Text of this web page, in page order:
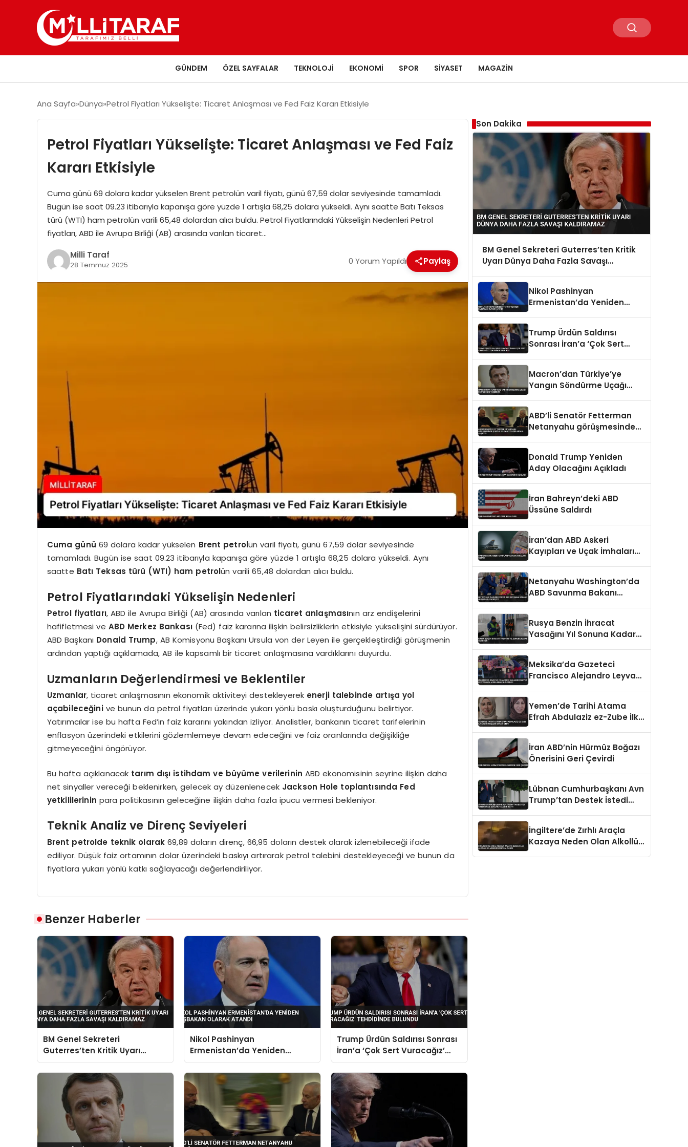
GÜNDEM ÖZEL SAYFALAR TEKNOLOJI EKONOMI SPOR SIYASET MAGAZIN
Ana Sayfa Dünya Petrol Fiyatları Yükselişte: Ticaret Anlaşması ve Fed Faiz Kararı Etkisiyle
Petrol Fiyatları Yükselişte: Ticaret Anlaşması ve Fed Faiz
Kararı Etkisiyle
Cuma günü 69 dolara kadar yükselen Brent petrolün varil fiyatı, günü 67,59 dolar seviyesinde tamamladı.
Bugün ise saat 09.23 itibarıyla kapanışa göre yüzde 1 artışla 68,25 dolara yükseldi. Aynı saatte Batı Teksas
türü (WTI) ham petrolün varili 65,48 dolardan alıcı buldu. Petrol Fiyatlarındaki Yükselişin Nedenleri Petrol
fiyatları, ABD ile Avrupa Birliği (AB) arasında varılan ticaret…
Milli Taraf
28 Temmuz 2025 0 Yorum Yapıldı Paylaş
Cuma günü 69 dolara kadar yükselen Brent petrolün varil fiyatı, günü 67,59 dolar seviyesinde
tamamladı. Bugün ise saat 09.23 itibarıyla kapanışa göre yüzde 1 artışla 68,25 dolara yükseldi. Aynı
saatte Batı Teksas türü (WTI) ham petrolün varili 65,48 dolardan alıcı buldu.
Petrol Fiyatlarındaki Yükselişin Nedenleri
Petrol fiyatları, ABD ile Avrupa Birliği (AB) arasında varılan ticaret anlaşmasının arz endişelerini
hafifletmesi ve ABD Merkez Bankası(Fed) faiz kararına ilişkin belirsizliklerin etkisiyle yükselişini sürdürüyor.
ABD Başkanı Donald Trump, AB Komisyonu Başkanı Ursula von der Leyen ile gerçekleştirdiği görüşmenin
ardından yaptığı açıklamada, AB ile kapsamlı bir ticaret anlaşmasına vardıklarını duyurdu.
Uzmanların Değerlendirmesi ve Beklentiler
Uzmanlar, ticaret anlaşmasının ekonomik aktiviteyi destekleyerek enerji talebinde artışa yol
açabileceğinive bunun da petrol fiyatları üzerinde yukarı yönlü baskı oluşturduğunu belirtiyor.
Yatırımcılar ise bu hafta Fed’in faiz kararını yakından izliyor. Analistler, bankanın ticaret tarifelerinin
enflasyon üzerindeki etkilerini gözlemlemeye devam edeceğini ve faiz oranlarında değişikliğe
gitmeyeceğini öngörüyor.
Bu hafta açıklanacak tarım dışı istihdam ve büyüme verilerinin ABD ekonomisinin seyrine ilişkin daha
net sinyaller vereceği beklenirken, gelecek ay düzenlenecek Jackson Hole toplantısında Fed
yetkililerinin para politikasının geleceğine ilişkin daha fazla ipucu vermesi bekleniyor.
Teknik Analiz ve Direnç Seviyeleri
Brent petrolde teknik olarak 69,89 doların direnç, 66,95 doların destek olarak izlenebileceği ifade
ediliyor. Düşük faiz ortamının dolar üzerindeki baskıyı artırarak petrol talebini destekleyeceği ve bunun da
fiyatlara yukarı yönlü katkı sağlayacağı değerlendiriliyor.
Benzer Haberler
BM Genel Sekreteri
Guterres’ten Kritik Uyarı
Dünya Daha Fazla Savaşı
Kaldıramaz
Nikol Pashinyan
Ermenistan’da Yeniden
Başbakan Olarak Atandı
Trump Ürdün Saldırısı Sonrası
İran’a ‘Çok Sert Vuracağız’
Tehdidinde Bulundu
Son Dakika
BM Genel Sekreteri Guterres’ten Kritik
Uyarı Dünya Daha Fazla Savaşı
Nikol Pashinyan
Ermenistan’da Yeniden
Trump Ürdün Saldırısı
Sonrası İran’a ‘Çok Sert
Macron’dan Türkiye’ye
Yangın Söndürme Uçağı
ABD’li Senatör Fetterman
Netanyahu görüşmesinde
Donald Trump Yeniden
Aday Olacağını Açıkladı
İran Bahreyn’deki ABD
Üssüne Saldırdı
İran’dan ABD Askeri
Kayıpları ve Uçak İmhaları
Netanyahu Washington’da
ABD Savunma Bakanı
Rusya Benzin İhracat
Yasağını Yıl Sonuna Kadar
Meksika’da Gazeteci
Francisco Alejandro Leyva
Yemen’de Tarihi Atama
Efrah Abdulaziz ez-Zube İlk
İran ABD’nin Hürmüz Boğazı
Önerisini Geri Çevirdi
Lübnan Cumhurbaşkanı Avn
Trump’tan Destek İstedi
İngiltere’de Zırhlı Araçla
Kazaya Neden Olan Alkollü